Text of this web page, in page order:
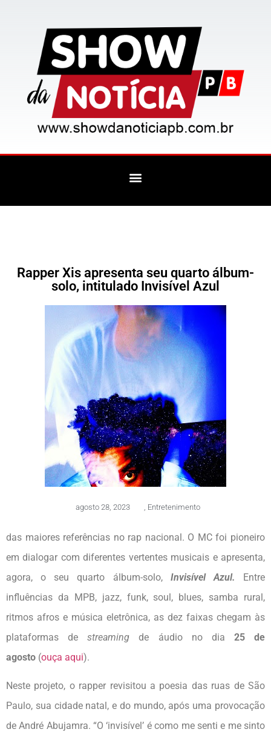
Rapper Xis apresenta seu quarto álbum-
solo, intitulado Invisível Azul
agosto 28, 2023 Entretenimento
das maiores referências no rap nacional. O MC foi pioneiro
em dialogar com diferentes vertentes musicais e apresenta,
agora, o seu quarto álbum-solo, Invisível Azul. Entre
influências da MPB, jazz, funk, soul, blues, samba rural,
ritmos afros e música eletrônica, as dez faixas chegam às
plataformas destreamingde áudio no dia 25 de
agosto (ouça aqui).
Neste projeto, o rapper revisitou a poesia das ruas de São
Paulo, sua cidade natal, e do mundo, após uma provocação
de André Abujamra. “O ‘invisível’ é como me senti e me sinto